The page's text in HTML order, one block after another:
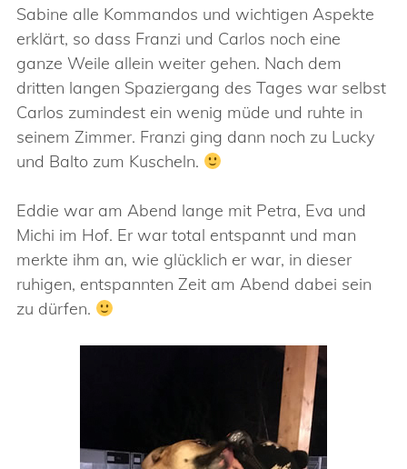
Sabine alle Kommandos und wichtigen Aspekte
erklärt, so dass Franzi und Carlos noch eine
ganze Weile allein weiter gehen. Nach dem
dritten langen Spaziergang des Tages war selbst
Carlos zumindest ein wenig müde und ruhte in
seinem Zimmer. Franzi ging dann noch zu Lucky
und Balto zum Kuscheln.
Eddie war am Abend lange mit Petra, Eva und
Michi im Hof. Er war total entspannt und man
merkte ihm an, wie glücklich er war, in dieser
ruhigen, entspannten Zeit am Abend dabei sein
zu dürfen.